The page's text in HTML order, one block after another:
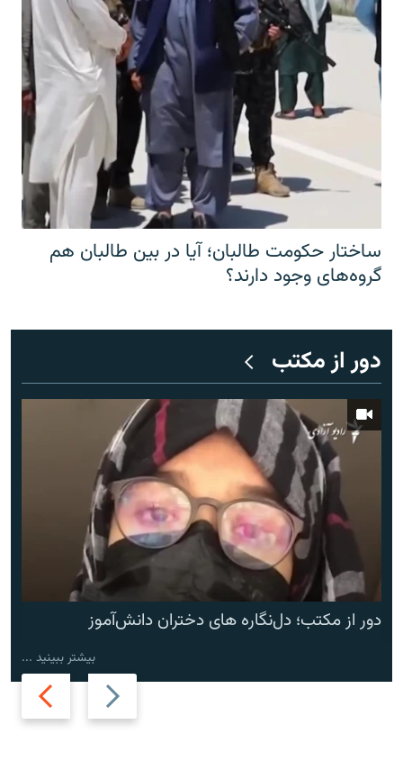
ساختار حکومت طالبان؛ آیا در بین طالبان هم
گروه‌های وجود دارند؟
دور از مکتب
Previous
slide
Next
slide
دور از مکتب؛ دل‌نگاره های دختران دانش‌آموز
بیشتر ببینید ...